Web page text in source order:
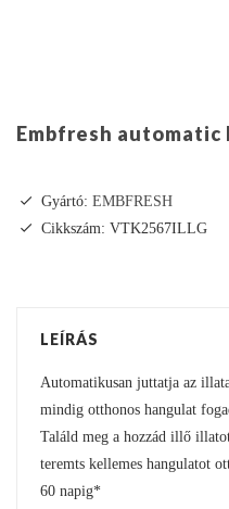
Embfresh
Gyártó: EMBFRESH
Cikkszám: VTK2567ILLG
LEÍRÁS
Automatikusan juttatja az
mindig otthonos hangulat
Találd meg a hozzád illő
teremts kellemes hangulatot
60 napig*